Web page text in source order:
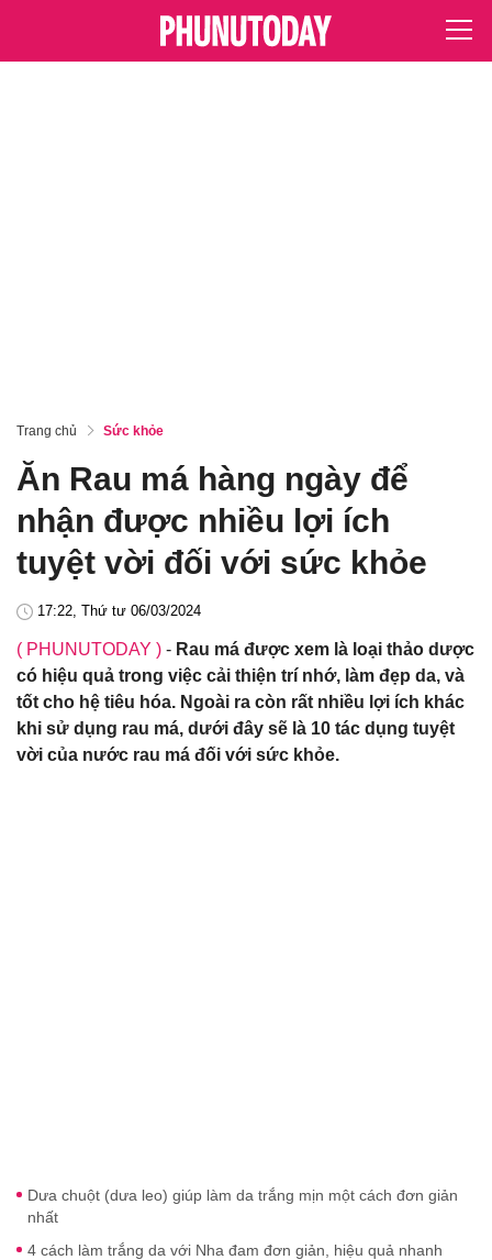
Trang chủ Sức khỏe
Ăn Rau má hàng ngày để
nhận được nhiều lợi ích
tuyệt vời đối với sức khỏe
17:22, Thứ tư 06/03/2024
( PHUNUTODAY ) - Rau má được xem là loại thảo dược
có hiệu quả trong việc cải thiện trí nhớ, làm đẹp da, và
tốt cho hệ tiêu hóa. Ngoài ra còn rất nhiều lợi ích khác
khi sử dụng rau má, dưới đây sẽ là 10 tác dụng tuyệt
vời của nước rau má đối với sức khỏe.
Dưa chuột (dưa leo) giúp làm da trắng mịn một cách đơn giản
nhất
4 cách làm trắng da với Nha đam đơn giản, hiệu quả nhanh